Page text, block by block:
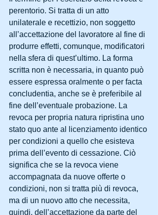
perentorio. Si tratta di un atto
unilaterale e recettizio, non soggetto
all’accettazione del lavoratore al fine di
produrre effetti, comunque, modificatori
nella sfera di quest’ultimo. La forma
scritta non è necessaria, in quanto può
essere espressa oralmente o per facta
concludentia, anche se è preferibile al
fine dell’eventuale probazione. La
revoca per propria natura ripristina uno
stato quo ante al licenziamento identico
per condizioni a quello che esisteva
prima dell’evento di cessazione. Ciò
significa che se la revoca viene
accompagnata da nuove offerte o
condizioni, non si tratta più di revoca,
ma di un nuovo atto che necessita,
quindi, dell’accettazione da parte del